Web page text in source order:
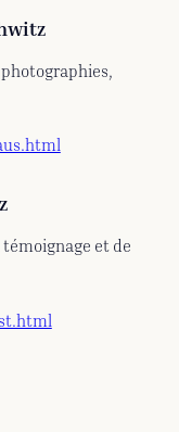
photographies,
témoignage et de